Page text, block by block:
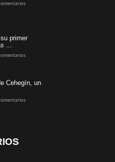
primer
...
Cehegín, un